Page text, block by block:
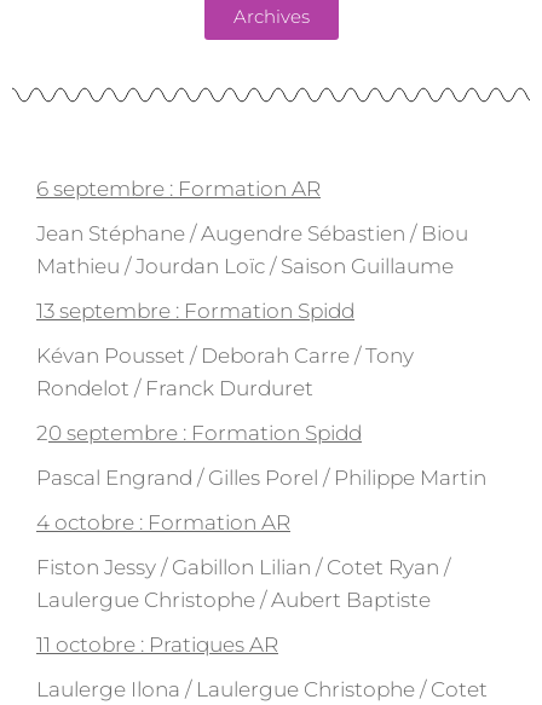
Archives
6 septembre : Formation AR
Jean Stéphane / Augendre Sébastien / Biou
Mathieu / Jourdan Loïc / Saison Guillaume
13 septembre : Formation Spidd
Kévan Pousset / Deborah Carre / Tony
Rondelot / Franck Durduret
20 septembre : Formation Spidd
Pascal Engrand / Gilles Porel / Philippe Martin
4 octobre : Formation AR
Fiston Jessy / Gabillon Lilian / Cotet Ryan /
Laulergue Christophe / Aubert Baptiste
11 octobre : Pratiques AR
Laulerge Ilona / Laulergue Christophe / Cotet